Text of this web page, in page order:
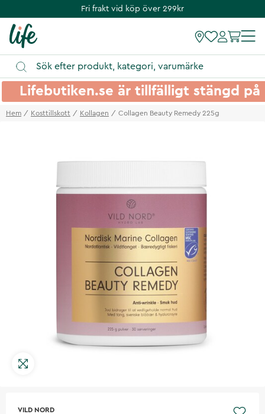
Fri frakt vid köp över 299kr
Lifebutiken.se är tillfälligt stängd
Hem Kosttillskott Kollagen Collagen Beauty Remedy 225g
VILD NORD